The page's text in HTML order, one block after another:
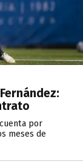
por
meses de